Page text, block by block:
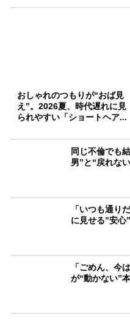
おしゃれのつもりが“おば見
え”。2026夏、時代遅れに見
られやすい「ショートヘア...
同じ不倫でも
男”と“戻れな
「いつも通り
に見せる”安心
「ごめん、今
が“動かない”